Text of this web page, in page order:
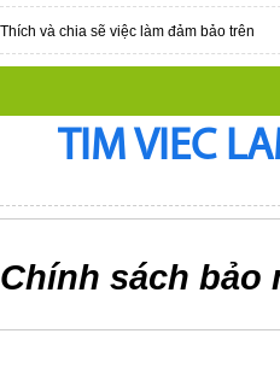
Thích và chia sẽ việc làm đảm bảo trên
TIM VIEC
Chính sách bảo